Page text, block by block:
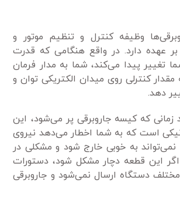
وظیفه کنترل و تنظیم موتور و
عهده دارد. در واقع هنگامی که قدرت
تغییر پیدا می‌کند، شما به مدار فرمان
کنترلی روی میدان الکتریکی توان و
دهد.
که کیسه جاروبرقی پر می‌شود، این
است که به شما اخطار می‌دهد نیروی
نمی‌تواند به خوبی خارج شود و مشکلی در
این قطعه دچار مشکل شود، دستورات
دستگاه ارسال نمی‌شود و جاروبرقی